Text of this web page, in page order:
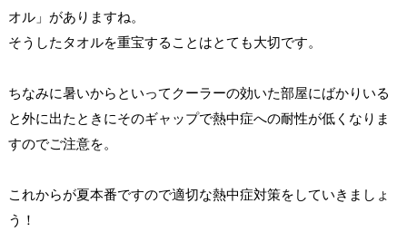
オル」がありますね。
そうしたタオルを重宝することはとても大切です。
ちなみに暑いからといってクーラーの効いた部屋にばかりいる
と外に出たときにそのギャップで熱中症への耐性が低くなりま
すのでご注意を。
これからが夏本番ですので適切な熱中症対策をしていきましょ
う！